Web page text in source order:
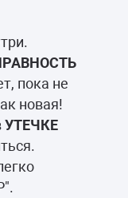
пока не
новая!
УТЕЧКЕ